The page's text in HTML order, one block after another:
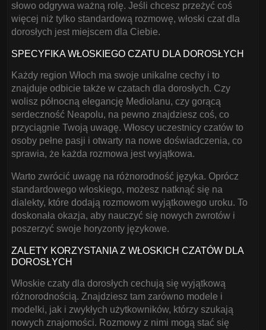
słowo odgrywa ważną rolę. Jeśli chcesz przeżyć coś
więcej niż tylko standardową rozmowę, włoski czat dla
dorosłych jest miejscem dla Ciebie.
SPECYFIKA WŁOSKIEGO CZATU DLA DOROSŁYCH
Każdy region Włoch ma swoje unikalne cechy i to
znajduje odbicie także w czatach dla dorosłych. Czy
wolisz północną elegancję Mediolanu, czy gorącą
serdeczność Neapolu, na pewno znajdziesz coś, co
przyciągnie Twoją uwagę. Włoscy uczestnicy czatów to
osoby pełne pasji i otwarty na nowe doświadczenia, co
sprawia, że każda rozmowa jest wyjątkowa.
Warto zwrócić uwagę na różnorodność języka. Oprócz
standardowego włoskiego, możesz natknąć się na
dialekty, które dodają rozmowom wyjątkowego uroku. To
doskonała okazja, aby nauczyć się nowych zwrotów i
poszerzyć swoje horyzonty językowe.
ZALETY KORZYSTANIA Z WŁOSKICH CZATÓW DLA
DOROSŁYCH
Włoskie czaty dla dorosłych cechują się wyjątkową
różnorodnością. Znajdziesz tam zarówno modele i
modelki, jak i zwykłych użytkowników, którzy szukają
nowych znajomości. Rozmowy z nimi mogą stać się